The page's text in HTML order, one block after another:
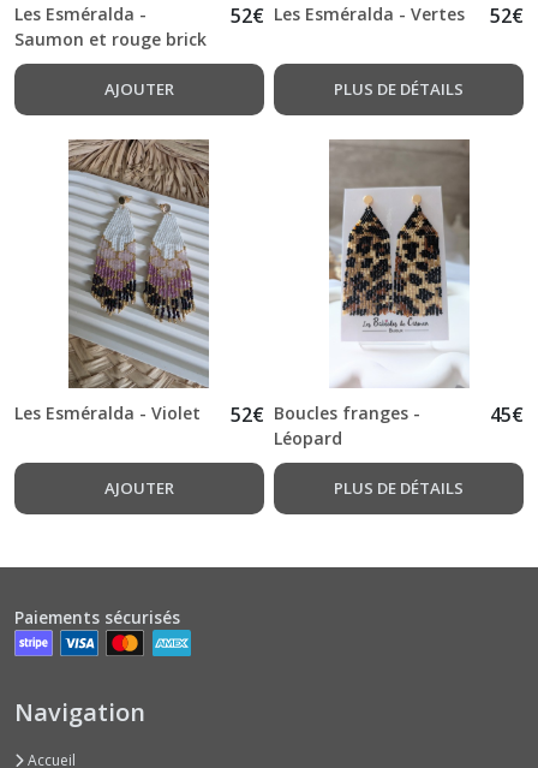
Les Esméralda -
Saumon et rouge brick
52€
AJOUTER
Les Esméralda - Vertes 52€
PLUS DE DÉTAILS
Les Esméralda - Violet 52€
AJOUTER
Boucles franges -
Léopard
45€
PLUS DE DÉTAILS
Paiements sécurisés
Navigation
Accueil